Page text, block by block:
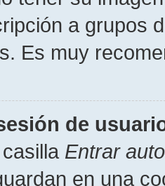
a grupos
Es muy
de
Entrar
en una